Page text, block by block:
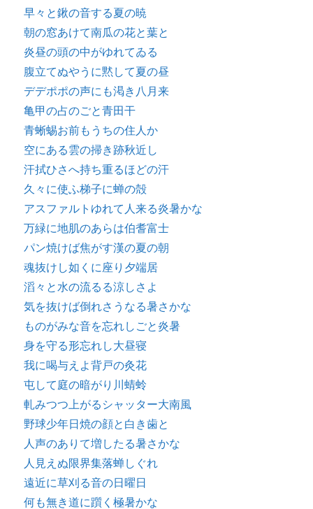
早々と鍬の音する夏の暁
朝の窓あけて南瓜の花と葉と
炎昼の頭の中がゆれてゐる
腹立てぬやうに黙して夏の昼
デデポポの声にも渇き八月来
亀甲の占のごと青田干
青蜥蜴お前もうちの住人か
空にある雲の掃き跡秋近し
汗拭ひさへ持ち重るほどの汗
久々に使ふ梯子に蝉の殻
アスファルトゆれて人来る炎暑かな
万緑に地肌のあらは伯耆富士
パン焼けば焦がす漢の夏の朝
魂抜けし如くに座り夕端居
滔々と水の流るる涼しさよ
気を抜けば倒れさうなる暑さかな
ものがみな音を忘れしごと炎暑
身を守る形忘れし大昼寝
我に喝与えよ背戸の灸花
屯して庭の暗がり川蜻蛉
軋みつつ上がるシャッター大南風
野球少年日焼の顔と白き歯と
人声のありて増したる暑さかな
人見えぬ限界集落蝉しぐれ
遠近に草刈る音の日曜日
何も無き道に躓く極暑かな